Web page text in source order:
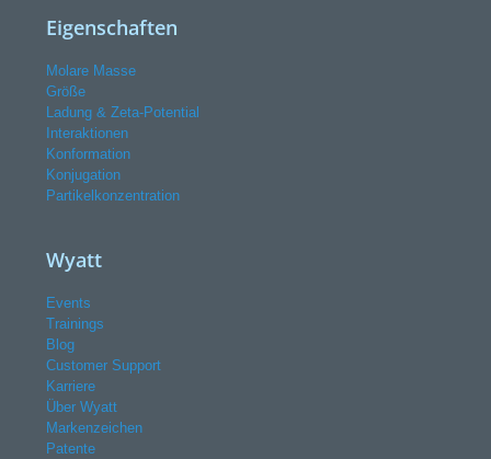
Eigenschaften
Molare Masse
Größe
Ladung & Zeta-Potential
Interaktionen
Konformation
Konjugation
Partikelkonzentration
Wyatt
Events
Trainings
Blog
Customer Support
Karriere
Über Wyatt
Markenzeichen
Patente